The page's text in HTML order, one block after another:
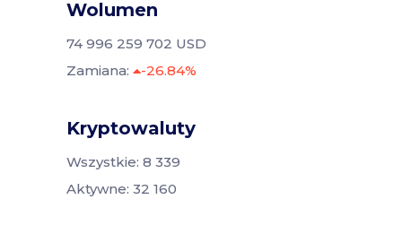
Wolumen
74 996 259 702 USD
Zamiana:
-26.84%
Kryptowaluty
Wszystkie: 8 339
Aktywne: 32 160